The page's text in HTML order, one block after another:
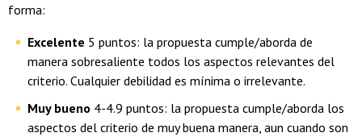
forma:
Excelente 5 puntos: la propuesta cumple/aborda de
manera sobresaliente todos los aspectos relevantes del
criterio. Cualquier debilidad es mínima o irrelevante.
Muy bueno 4-4.9 puntos: la propuesta cumple/aborda los
aspectos del criterio de muy buena manera, aun cuando son